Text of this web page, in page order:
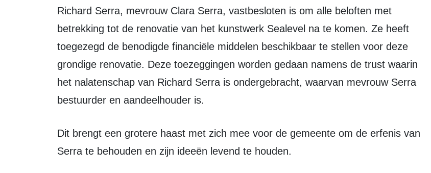
Richard Serra, mevrouw Clara Serra, vastbesloten is om alle beloften met
betrekking tot de renovatie van het kunstwerk Sealevel na te komen. Ze heeft
toegezegd de benodigde financiële middelen beschikbaar te stellen voor deze
grondige renovatie. Deze toezeggingen worden gedaan namens de trust waarin
het nalatenschap van Richard Serra is ondergebracht, waarvan mevrouw Serra
bestuurder en aandeelhouder is.
Dit brengt een grotere haast met zich mee voor de gemeente om de erfenis van
Serra te behouden en zijn ideeën levend te houden.